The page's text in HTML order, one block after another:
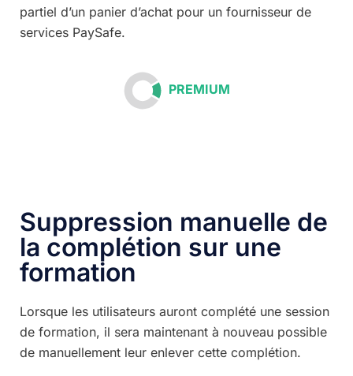
partiel d’un panier d’achat pour un fournisseur de
services PaySafe.
PREMIUM
Suppression manuelle de
la complétion sur une
formation
Lorsque les utilisateurs auront complété une session
de formation, il sera maintenant à nouveau possible
de manuellement leur enlever cette complétion.